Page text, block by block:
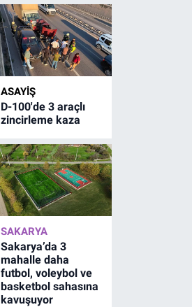
ASAYİŞ
D-100'de 3 araçlı
zincirleme kaza
SAKARYA
Sakarya’da 3
mahalle daha
futbol, voleybol ve
basketbol sahasına
kavuşuyor